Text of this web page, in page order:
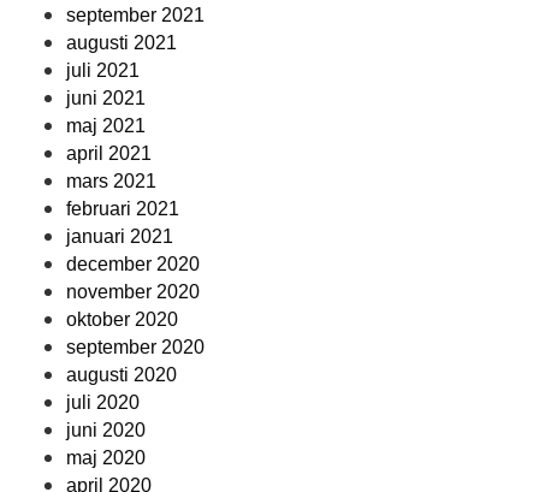
september 2021
augusti 2021
juli 2021
juni 2021
maj 2021
april 2021
mars 2021
februari 2021
januari 2021
december 2020
november 2020
oktober 2020
september 2020
augusti 2020
juli 2020
juni 2020
maj 2020
april 2020